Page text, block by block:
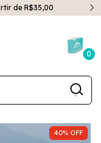
de R$35,00
0
40% OFF